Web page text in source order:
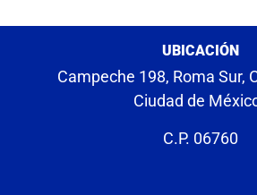
UBICACIÓN
Campeche 198, Roma Sur,
Ciudad de
C.P. 06760